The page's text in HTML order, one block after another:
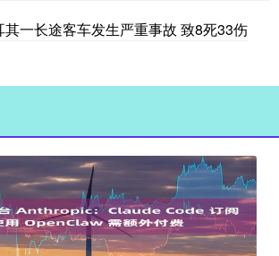
一长途客车发生严重事故 致8死33伤